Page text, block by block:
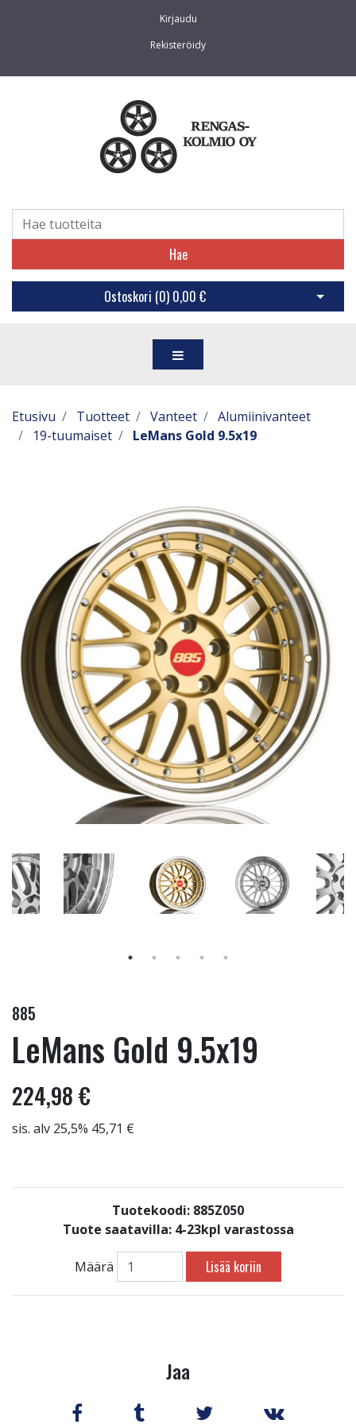
Kirjaudu
Rekisteröidy
Hae
Ostoskori (0) 0,00 € Avaa
Etusivu Tuotteet Vanteet
Alumiinivanteet
19-tuumaiset
LeMans Gold 9.5x19
885
LeMans Gold 9.5x19
224,98 €
sis. alv 25,5% 45,71 €
Tuotekoodi: 885Z050
Tuote saatavilla: 4-23kpl varastossa
Määrä Lisää koriin
Jaa